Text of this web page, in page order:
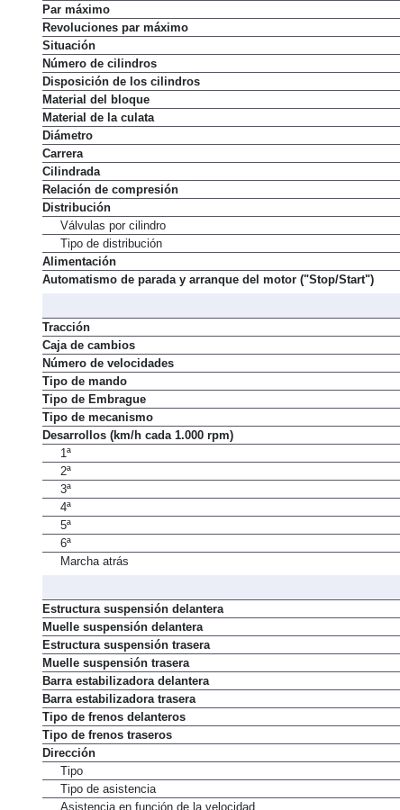
Par máximo
Revoluciones par máximo
Situación
Número de cilindros
Disposición de los cilindros
Material del bloque
Material de la culata
Diámetro
Carrera
Cilindrada
Relación de compresión
Distribución
Válvulas por cilindro
Tipo de distribución
Alimentación
Automatismo de parada y arranque del motor ("Stop/Start")
Tracción
Caja de cambios
Número de velocidades
Tipo de mando
Tipo de Embrague
Tipo de mecanismo
Desarrollos (km/h cada 1.000 rpm)
1ª
2ª
3ª
4ª
5ª
6ª
Marcha atrás
Estructura suspensión delantera
Muelle suspensión delantera
Estructura suspensión trasera
Muelle suspensión trasera
Barra estabilizadora delantera
Barra estabilizadora trasera
Tipo de frenos delanteros
Tipo de frenos traseros
Dirección
Tipo
Tipo de asistencia
Asistencia en función de la velocidad